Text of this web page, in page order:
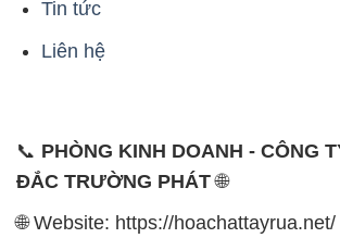
Tin tức
Liên hệ
📞 PHÒNG KINH DOANH - CÔNG
ĐẮC TRƯỜNG PHÁT🌐
🌐 Website: https://hoachattayrua.net/